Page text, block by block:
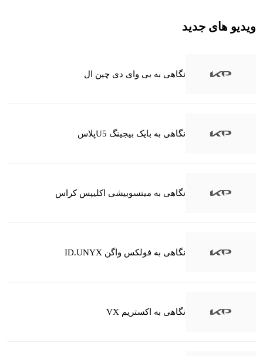
ویدیو های جدید
نگاهی به بی وای دی چین ال
نگاهی به بایک بیجینگ U5پلاس
نگاهی به میتسوبیشی اکلیپس کراس
نگاهی به فولکس واگن ID.UNYX
نگاهی به اکستریم VX